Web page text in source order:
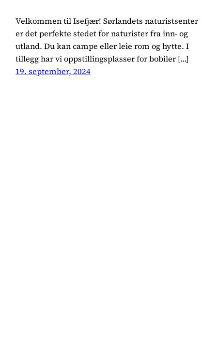
Velkommen til Isefjær! Sørlandets naturistsenter
er det perfekte stedet for naturister fra inn- og
utland. Du kan campe eller leie rom og hytte. I
tillegg har vi oppstillingsplasser for bobiler […]
19. september, 2024